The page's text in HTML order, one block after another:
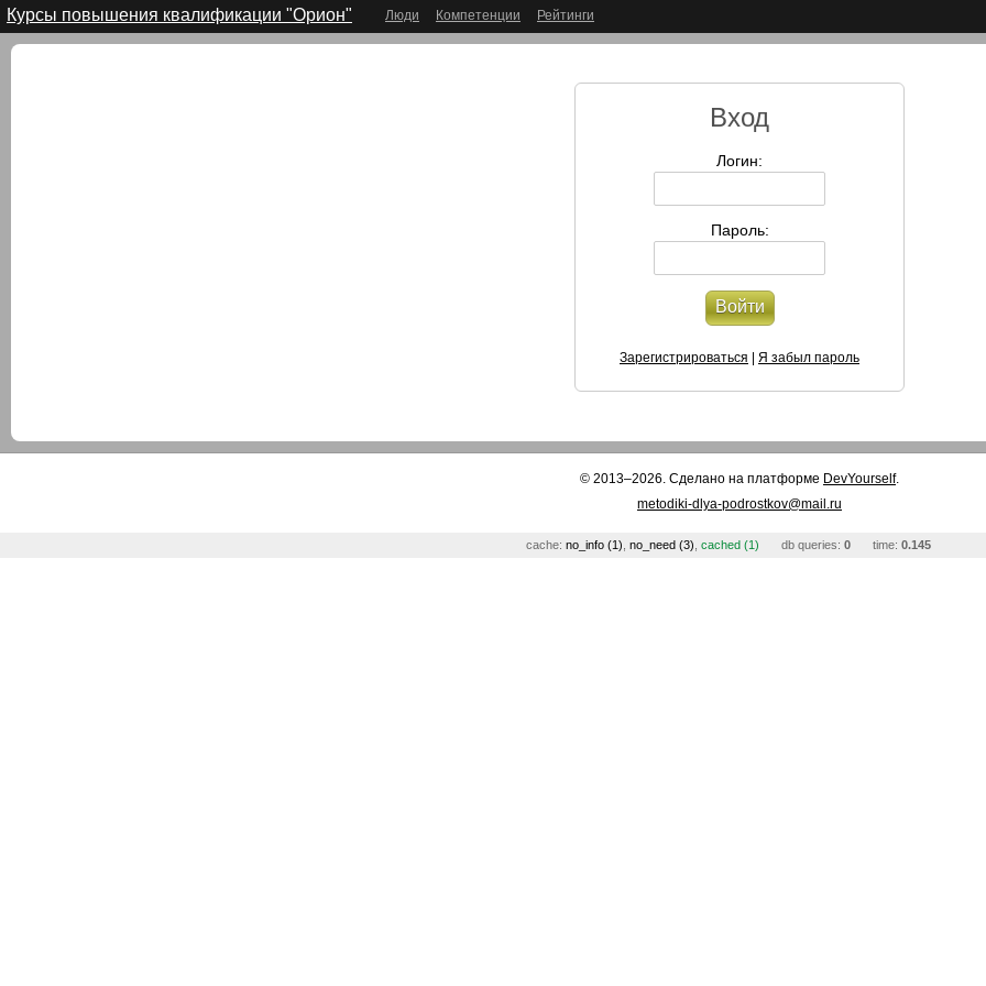
Курсы повышения квалификации "Орион" Люди Компетенции Рейтинги
Вход
Логин:
Пароль:
Войти
Зарегистрироваться Я забыл пароль
© 2013–2026. Сделано на платформе DevYourself.
metodiki-dlya-podrostkov@mail.ru
cache: no_info (1) no_need (3) cached (1) db queries: 0 time: 0.145